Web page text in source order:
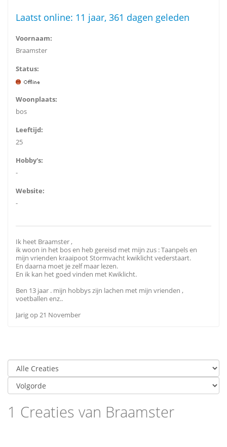
Laatst online: 11 jaar, 361 dagen geleden
Voornaam:
Braamster
Status:
Woonplaats:
bos
Leeftijd:
25
Hobby's:
-
Website:
-
Ik heet Braamster ,
ik woon in het bos en heb gereisd met mijn zus : Taanpels en
mijn vrienden kraaipoot Stormvacht kwiklicht vederstaart.
En daarna moet je zelf maar lezen.
En ik kan het goed vinden met Kwiklicht.
Ben 13 jaar . mijn hobbys zijn lachen met mijn vrienden ,
voetballen enz..
Jarig op 21 November
1 Creaties van Braamster